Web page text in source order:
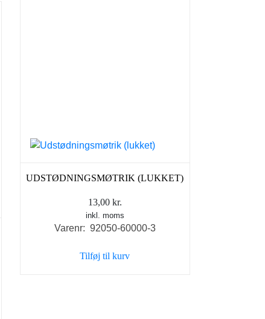
UDSTØDNINGSMØTRIK (LUKKET)
13,00 kr.
inkl. moms
Varenr: 92050-60000-3
Tilføj til kurv